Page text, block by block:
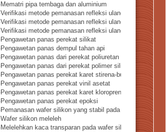
Mematri pipa tembaga dan aluminium
Verifikasi metode pemanasan refleksi ulang-Perbedaan
Verifikasi metode pemanasan refleksi ulang-Perbedaan
Verifikasi metode pemanasan refleksi ulang-Perbedaan
Pengawetan panas perekat silikat
Pengawetan panas dempul tahan api
Pengawetan panas dari perekat poliuretan khusus
Pengawetan panas dari perekat polimer silikon modifikasi
Pengawetan panas perekat karet stirena-butadiena
Pengawetan panas perekat vinil asetat
Pengawetan panas perekat karet kloroprena
Pengawetan panas perekat epoksi
Pemanasan wafer silikon yang stabil pada suhu tinggi
Wafer silikon meleleh
Melelehkan kaca transparan pada wafer silikon